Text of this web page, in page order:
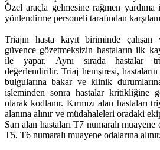
Özel araçla gelmesine rağmen yardıma
yönlendirme personeli tarafından
Triajın hasta kayıt biriminde
güvence gözetmeksizin hastaların ilk
ile yapar. Aynı sırada hastalar
değerlendirilir. Triaj hemşiresi,
bulgularına bakar ve klinik
işleminden sonra hastalar kritikliğine
olarak kodlanır. Kırmızı alan hastaları
alanına alınır ve müdahaleleri oradaki
Sarı alan hastaları T7 numaralı muayene
T5, T6 numaralı muayene odalarına alınır.